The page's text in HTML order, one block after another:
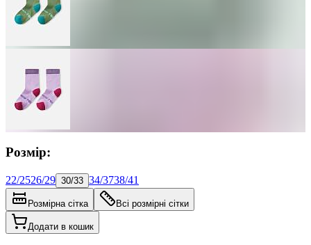
Розмір:
22/2526/29 30/33 34/3738/41
Розмірна сітка Всі розмірні сітки
Додати в кошик